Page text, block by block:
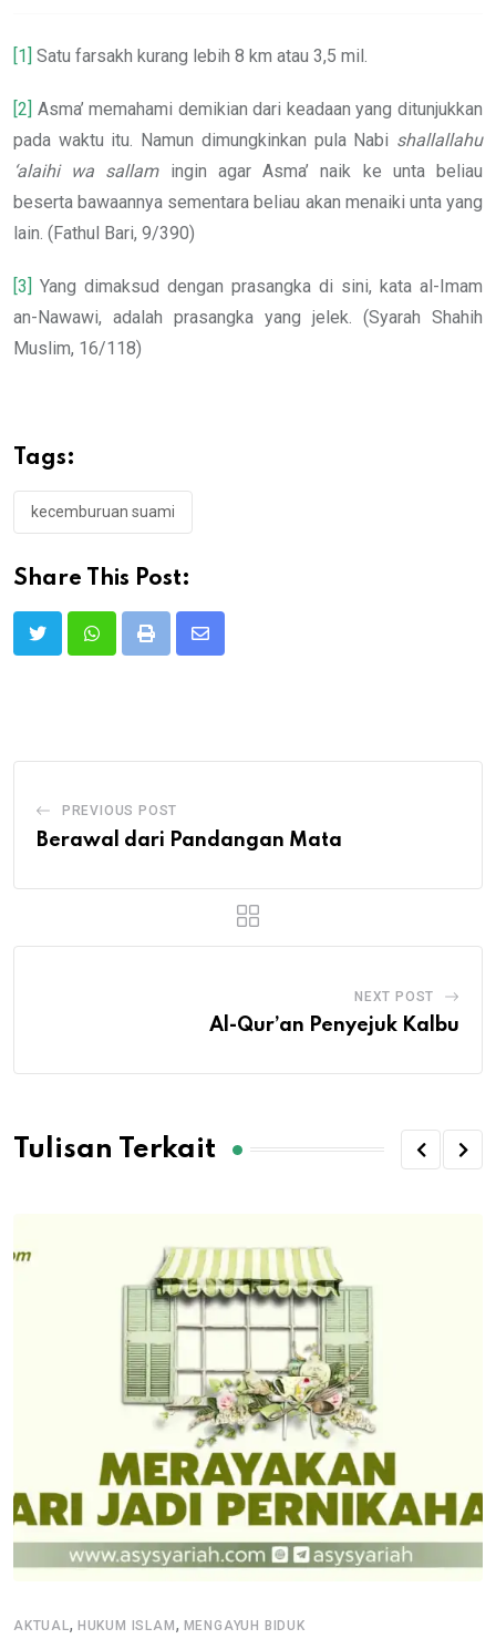
[1] Satu farsakh kurang lebih 8 km atau 3,5 mil.
[2] Asma’ memahami demikian dari keadaan yang ditunjukkan
pada waktu itu. Namun dimungkinkan pula Nabi shallallahu
‘alaihi wa sallamingin agar Asma’ naik ke unta beliau
beserta bawaannya sementara beliau akan menaiki unta yang
lain. (Fathul Bari, 9/390)
[3]
Yang dimaksud dengan prasangka di sini, kata al-Imam
an-Nawawi, adalah prasangka yang jelek. (Syarah Shahih
Muslim, 16/118)
Tags:
kecemburuan suami
Share This Post:
Print
Share
PREVIOUS POST
Berawal dari Pandangan Mata
NEXT POST
Al-Qur’an Penyejuk Kalbu
Tulisan Terkait
AKTUAL, HUKUM ISLAM , MENGAYUH BIDUK